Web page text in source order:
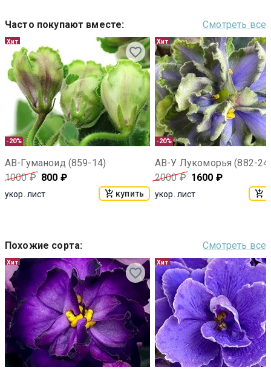
Часто покупают вместе: Смотреть все
-20%
Хит
АВ-Гуманоид (859-14)
1000₽ 800 ₽
укор. лист купить
-20%
Хит
АВ-У Лукоморья (882-
2000₽ 1600 ₽
укор. лист
Похожие сорта: Смотреть все
Хит Хит